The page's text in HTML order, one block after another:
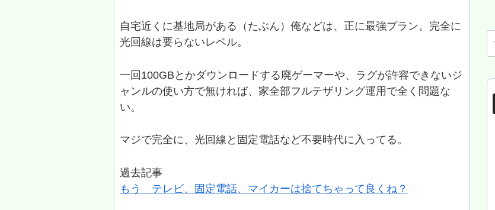
自宅近くに基地局がある（たぶん）俺などは、正に最強プラン。完全に
光回線は要らないレベル。
一回100GBとかダウンロードする廃ゲーマーや、ラグが許容できないジ
ャンルの使い方で無ければ、家全部フルテザリング運用で全く問題な
い。
マジで完全に、光回線と固定電話など不要時代に入ってる。
過去記事
もう テレビ、固定電話、マイカーは捨てちゃって良くね？